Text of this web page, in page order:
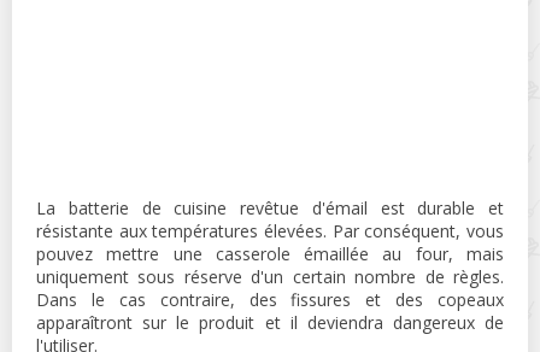
La batterie de cuisine revêtue d'émail est durable et
résistante aux températures élevées. Par conséquent, vous
pouvez mettre une casserole émaillée au four, mais
uniquement sous réserve d'un certain nombre de règles.
Dans le cas contraire, des fissures et des copeaux
apparaîtront sur le produit et il deviendra dangereux de
l'utiliser.